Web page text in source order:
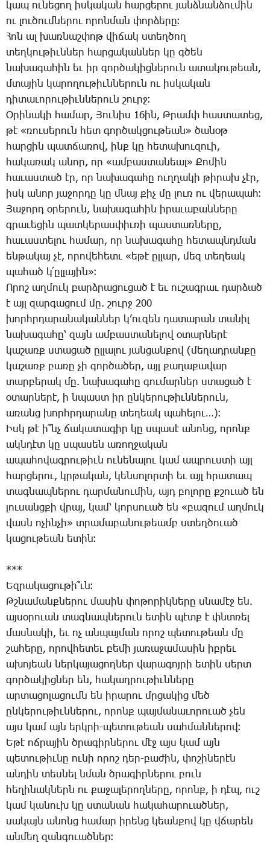
կապ ու­նե­ցող իս­կա­կան հար­ցե­րու յանձ­նան­ձու­մին
ու լու­ծում­նե­րու ո­րոն­ման փոր­ձե­րը։
­Հոն ալ խառ­նաշ­փոթ վի­ճակ ստեղ­ծող
տեղ­կու­թիւն­ներ հար­ցա­կան­ներ կը գծեն
նա­խա­գա­հին եւ իր գոր­ծա­կից­նե­րուն ա­տա­կու­թեան,
մտա­յին կա­րո­ղու­թիւն­նե­րուն ու իս­կա­կան
դի­տա­ւո­րու­թիւն­նե­րուն շուրջ։
Օ­րի­նա­կի հա­մար, ­Յու­նիս 16ին, Թ­րամփ հաս­տա­տեց,
թէ «ռու­սե­րուն հետ գոր­ծակ­ցու­թեան» ծա­նօթ
հար­ցին պատ­ճա­ռով, ինք կը հե­տա­խու­զո­ւի,
հա­կա­ռակ ա­նոր, որ «ամ­բաս­տա­նեալ» ­Քո­մին
հա­ւաս­տած էր, որ նա­խա­գա­հը ուղ­ղա­կի թի­րախ չէր,
իսկ ա­նոր յա­ջոր­դը կը մնայ քիչ մը լուռ ու վե­րա­պահ։
­Յա­ջորդ օ­րե­րուն, նա­խա­գա­հին ի­րա­ւա­բան­նե­րը
գրա­ւե­ցին պատ­կե­րաս­փիւ­ռի պաս­տառ­նե­րը,
հա­ւաս­տե­լու հա­մար, որ նա­խա­գա­հը հե­տապնդ­ման
են­թա­կայ չէ, ո­րո­վե­հետւ «ե­թէ ըլ­լար, մեզ տե­ղեակ
պա­հած կ­՛ըլ­լա­յին»։
Ո­րոշ աղ­մուկ բարձ­րա­ցու­ցած է եւ ու­շագ­րաւ դար­ձած
է այլ զար­գա­ցում մը. շուրջ 200
խորհր­դա­րա­նա­կան­ներ կ­’ու­զեն դա­տա­րան տա­նիլ
նա­խա­գա­հը՝ զայն ամ­բաս­տա­նե­լով օ­տար­նե­րէ
կա­շառք ստա­ցած ըլ­լա­լու յան­ցան­քով (մե­ղադ­րան­քը
կա­շառք բա­ռը չի գոր­ծա­ծեր, այլ քա­ղա­քա­վար
տար­բե­րակ մը. նա­խա­գա­հը գու­մար­ներ ստա­ցած է
օ­տար­նե­րէ, ի նպաստ իր ըն­կե­րու­թիւն­նե­րուն,
ա­ռանց խորհր­դա­րա­նը տե­ղեակ պա­հե­լու…)։
Իսկ թէ ի՞նչ ճա­կա­տա­գիր կը սպա­սէ ա­նոնց, ո­րոնք
ակն­դէտ կը սպա­սեն ա­ռող­ջա­կան
ա­պա­հո­վագ­րու­թիւն ու­նե­նա­լու կամ ապ­րուս­տի այլ
հար­ցե­րու, կրթա­կան, կեն­սո­լոր­տի եւ այլ հրա­տապ
տագ­նապ­նե­րու դար­մա­նու­մին, այդ բո­լո­րը քշո­ւած են
լու­սանց­քի վրայ, կամ՝ կոր­սո­ւած են «բա­զում աղ­մուկ
վասն ո­չին­չի» տրա­մա­բա­նու­թեամբ ստեղ­ծո­ւած
կա­ցու­թեան ե­տին։
***
Եզ­րա­կա­ցու­թի՞ւն։
Թշ­նա­մանք­նե­րու մա­սին փո­թո­րիկ­նե­րը սնա­մէջ են.
այ­սօ­րո­ւան տագ­նապ­նե­րուն ե­տին պէտք է փնտռել
մաս­նա­կի, եւ ոչ ան­պայ­ման ո­րոշ պե­տու­թեան մը
շա­հե­րը, ո­րով­հե­տեւ բե­մի յա­ռա­ջա­մա­սին իբ­րեւ
ա­խո­յեան ներ­կա­յա­ցող­ներ վա­րա­գոյ­րի ե­տին սերտ
գոր­ծա­կից­ներ են, հա­կադ­րու­թիւն­նե­րը
ար­տա­ցո­լա­ցումն են ի­րա­րու մրցա­կից մեծ
ըն­կե­րու­թիւն­նե­րու, ո­րոնք պայ­մա­նա­ւո­րո­ւած չեն
այս կամ այն երկ­րի-պե­տու­թեան սահ­ման­նե­րով։
Ե­թէ ոճ­րա­յին ծրա­գիր­նե­րու մէջ այս կամ այն
պե­տու­թիւ­նը ու­նի ո­րոշ դեր-բա­ժին, փո­շի­նե­րէն
ան­դին տես­նել նման ծրա­գիր­նե­րու բուն
հե­ղի­նակ­ներն ու քա­ջա­լե­րող­նե­րը, ո­րոնք, ի դէպ, ուշ
կամ կա­նուխ կը ստա­նան հա­կա­հա­րո­ւած­ներ,
սա­կայն ա­նոնց հա­մար ի­րենց կեան­քով կը վճա­րեն
ան­մեղ զան­գո­ւած­ներ։